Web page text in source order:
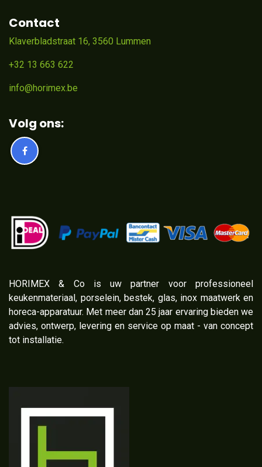
Contact
Klaverbladstraat 16, 3560 Lummen
+32 13 663 622
info@horimex.be
Volg ons:
​HORIMEX & Co is uw partner voor professioneel
keukenmateriaal, porselein, bestek, glas, inox maatwerk en
horeca-apparatuur. Met meer dan 25 jaar ervaring bieden we
advies, ontwerp, levering en service op maat - van concept
tot installatie.